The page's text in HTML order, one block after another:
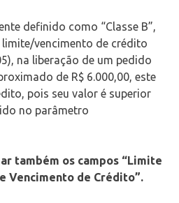
definido como “Classe B”,
vencimento de crédito
na liberação de um pedido
de R$ 6.000,00, este
pois seu valor é superior
no parâmetro
também os campos “Limite
Vencimento de Crédito”.